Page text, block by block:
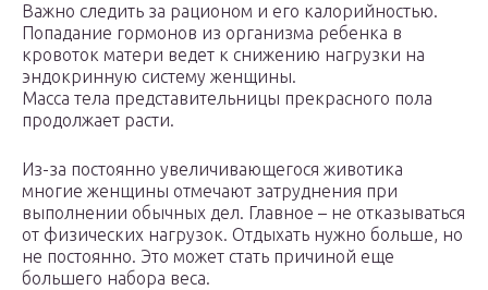
Важно следить за рационом и его калорийностью.
Попадание гормонов из организма ребенка в
кровоток матери ведет к снижению нагрузки на
эндокринную систему женщины.
Масса тела представительницы прекрасного пола
продолжает расти.
Из-за постоянно увеличивающегося животика
многие женщины отмечают затруднения при
выполнении обычных дел. Главное – не отказываться
от физических нагрузок. Отдыхать нужно больше, но
не постоянно. Это может стать причиной еще
большего набора веса.